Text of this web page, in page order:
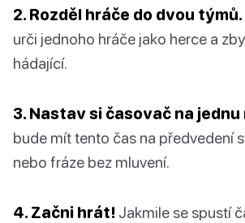
2. Rozděl hráče do dvou týmů.
urči jednoho hráče jako herce a
hádající.
3. Nastav si časovač na jednu
bude mít tento čas na předvedení
nebo fráze bez mluvení.
4. Začni hrát! Jakmile se spustí